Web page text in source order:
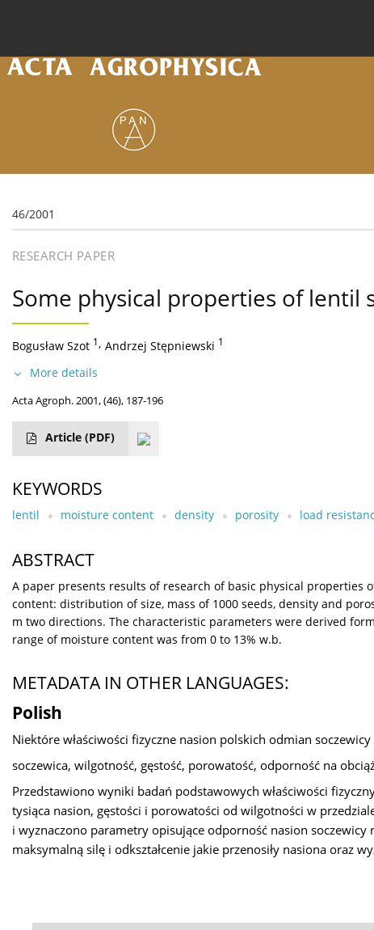
46/2001
RESEARCH PAPER
Some physical properties of lentil
Bogusław Szot 1, Andrzej Stępniewski 1
More details
Acta Agroph. 2001, (46), 187-196
Article (PDF)
KEYWORDS
lentil moisture content density porosity load
ABSTRACT
A paper presents results of research of basic physical properties
content: distribution of size, mass of 1000 seeds, density and
m two directions. The characteristic parameters were derived
range of moisture content was from 0 to 13% w.b.
METADATA IN OTHER LANGUAGES:
Polish
Niektóre właściwości fizyczne nasion polskich odmian soczewicy
soczewica, wilgotność, gęstość, porowatość, odporność na
Przedstawiono wyniki badań podstawowych właściwości
tysiąca nasion, gęstości i porowatości od wilgotności w
i wyznaczono parametry opisujące odporność nasion
maksymalną silę i odkształcenie jakie przenosiły nasiona oraz